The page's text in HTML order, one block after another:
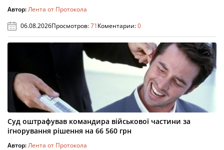
Автор:Лента от Протокола
06.08.2026Просмотров:71Коментарии:0
Суд оштрафував командира військової частини за
ігнорування рішення на 66 560 грн
Автор:Лента от Протокола